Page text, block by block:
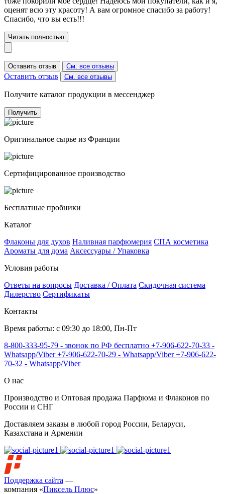
оценят всю эту красоту! А вам огромное спасибо за работу!
Спасибо, что вы есть!!!
Читать полностью
Оставить отзыв См. все отзывы
Оставить отзыв См. все отзывы
Получите каталог продукции в мессенджер
Получить
Оригинальное сырье из Франции
Сертифицированное производство
Бесплатные пробники
Каталог
Флаконы для духов Наливная парфюмерия СПА косметика
Ароматы для дома Аксессуары / Упаковка
Условия работы
Ответы на вопросы Доставка / Оплата Скидочная система
Дилерство Сертификаты
Контакты
Время работы: с 09:30 до 18:00, Пн-Пт
8-800-333-95-79 - звонок по РФ бесплатно +7-906-622-70-33 -
Whatsapp/Viber+7-906-622-70-29 - Whatsapp/Viber+7-906-622-
70-32 - Whatsapp/Viber
О нас
Производство и Оптовая продажа Парфюма и Флаконов по
России и СНГ
Доставляем заказы в любой город России, Беларуси,
Казахстана и Армении
Поддержка сайта —
компания «Пиксель Плюс»